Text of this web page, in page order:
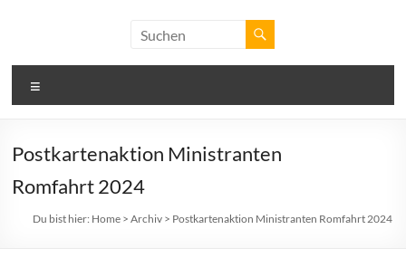
Postkartenaktion Ministranten
Romfahrt 2024
Du bist hier: Home> Archiv> Postkartenaktion Ministranten Romfahrt 2024